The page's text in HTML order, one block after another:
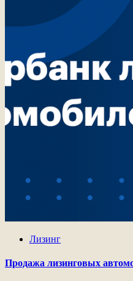
Лизинг
Продажа лизинговых